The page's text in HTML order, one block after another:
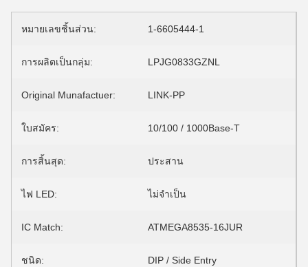
หมายเลขชิ้นส่วน: 1-6605444-1
การผลิตเป็นกลุ่ม: LPJG0833GZNL
Original Munafactuer: LINK-PP
ใบสมัคร: 10/100 / 1000Base-T
การสิ้นสุด: ประสาน
ไฟ LED: ไม่จำเป็น
IC Match: ATMEGA8535-16JUR
ชนิด: DIP / Side Entry